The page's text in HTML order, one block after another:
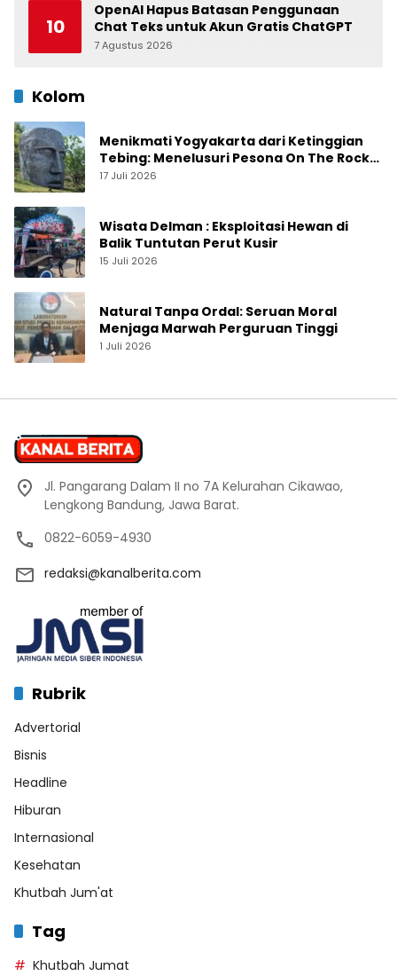
10
OpenAI Hapus Batasan Penggunaan
Chat Teks untuk Akun Gratis ChatGPT
7 Agustus 2026
Kolom
Menikmati Yogyakarta dari Ketinggian
Tebing: Menelusuri Pesona On The Rock
Jogja yang Sedang Naik Daun
17 Juli 2026
Wisata Delman : Eksploitasi Hewan di
Balik Tuntutan Perut Kusir
15 Juli 2026
Natural Tanpa Ordal: Seruan Moral
Menjaga Marwah Perguruan Tinggi
1 Juli 2026
Jl. Pangarang Dalam II no 7A Kelurahan Cikawao,
Lengkong Bandung, Jawa Barat.
0822-6059-4930
redaksi@kanalberita.com
Rubrik
Advertorial
Bisnis
Headline
Hiburan
Internasional
Kesehatan
Khutbah Jum'at
Tag
Khutbah Jumat